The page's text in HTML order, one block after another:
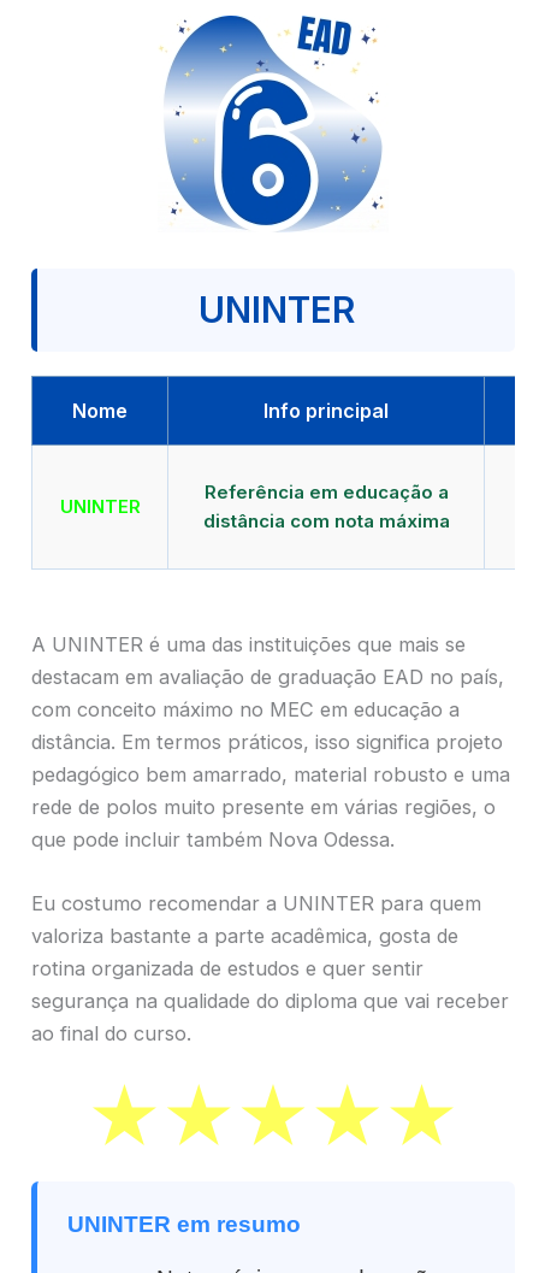
UNINTER
Nome Info principal
UNINTER
Referência em educação a
distância com nota máxima
A UNINTER é uma das instituições que mais se
destacam em avaliação de graduação EAD no país,
com conceito máximo no MEC em educação a
distância. Em termos práticos, isso significa projeto
pedagógico bem amarrado, material robusto e uma
rede de polos muito presente em várias regiões, o
que pode incluir também Nova Odessa.
Eu costumo recomendar a UNINTER para quem
valoriza bastante a parte acadêmica, gosta de
rotina organizada de estudos e quer sentir
segurança na qualidade do diploma que vai receber
ao final do curso.
UNINTER em resumo